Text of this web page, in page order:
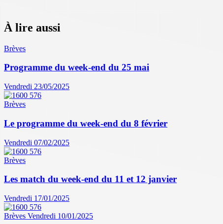
À lire aussi
Brèves
Programme du week-end du 25 mai
Vendredi 23/05/2025
Brèves
Le programme du week-end du 8 février
Vendredi 07/02/2025
Brèves
Les match du week-end du 11 et 12 janvier
Vendredi 17/01/2025
Brèves Vendredi 10/01/2025